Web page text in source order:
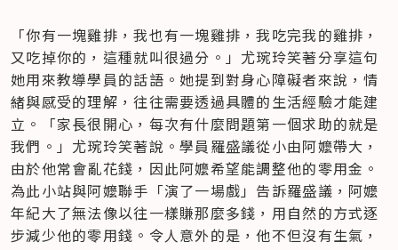
「你有一塊雞排，我也有一塊雞排，我吃完我的雞排，
又吃掉你的，這種就叫很過分。」尤琬玲笑著分享這句
她用來教導學員的話語。她提到對身心障礙者來說，情
緒與感受的理解，往往需要透過具體的生活經驗才能建
立。「家長很開心，每次有什麼問題第一個求助的就是
我們。」尤琬玲笑著說。學員羅盛議從小由阿嬤帶大，
由於他常會亂花錢，因此阿嬤希望能調整他的零用金。
為此小站與阿嬤聯手「演了一場戲」告訴羅盛議，阿嬤
年紀大了無法像以往一樣賺那麼多錢，用自然的方式逐
步減少他的零用錢。令人意外的是，他不但沒有生氣，